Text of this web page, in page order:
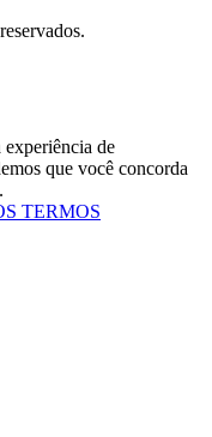
experiência de
que você concorda
TERMOS